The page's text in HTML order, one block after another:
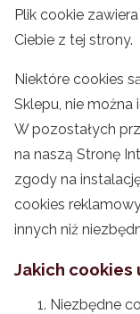
Plik cookie
Ciebie z tej strony.
Niektóre cookies
Sklepu, nie można
W pozostałych
na naszą Stronę
zgody na
cookies
innych niż
Jakich cookies
Niezbędne